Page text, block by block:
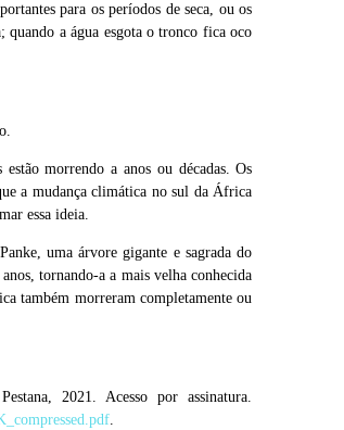
para os períodos de seca, ou os
quando a água esgota o tronco fica oco
morrendo a anos ou décadas. Os
a mudança climática no sul da África
essa ideia.
uma árvore gigante e sagrada do
tornando-a a mais velha conhecida
também morreram completamente ou
2021. Acesso por assinatura.
.